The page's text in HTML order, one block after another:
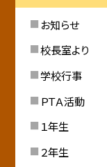
お知らせ
校長室より
学校行事
ＰＴＡ活動
１年生
２年生